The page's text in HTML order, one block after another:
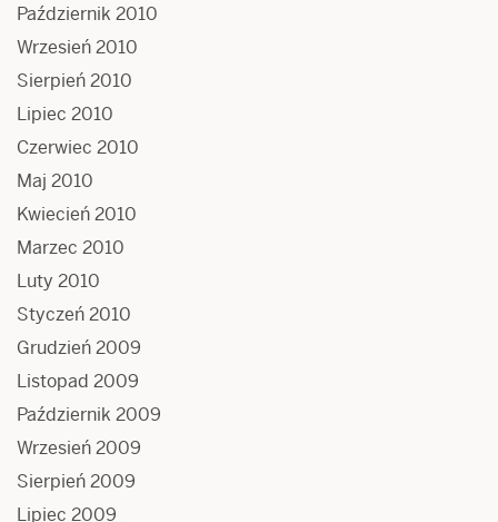
Październik 2010
Wrzesień 2010
Sierpień 2010
Lipiec 2010
Czerwiec 2010
Maj 2010
Kwiecień 2010
Marzec 2010
Luty 2010
Styczeń 2010
Grudzień 2009
Listopad 2009
Październik 2009
Wrzesień 2009
Sierpień 2009
Lipiec 2009